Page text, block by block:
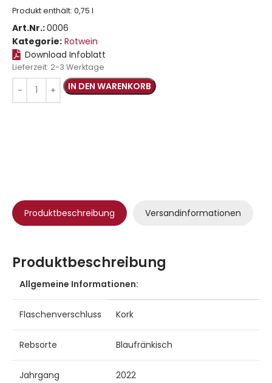
Produkt enthält: 0,75 l
Art.Nr.:0006
Kategorie: Rotwein
Download Infoblatt
Lieferzeit: 2-3 Werktage
IN DEN WARENKORB
Produktbeschreibung Versandinformationen
Produktbeschreibung
Allgemeine Informationen:
Flaschenverschluss Kork
Rebsorte Blaufränkisch
Jahrgang 2022